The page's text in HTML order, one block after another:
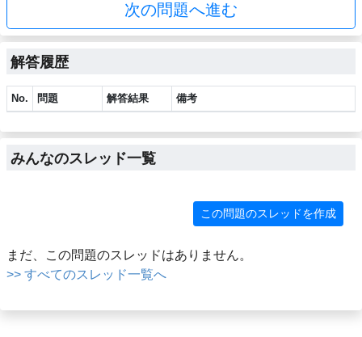
次の問題へ進む
解答履歴
No. 問題 解答結果 備考
みんなのスレッド一覧
この問題のスレッドを作成
まだ、この問題のスレッドはありません。
>> すべてのスレッド一覧へ